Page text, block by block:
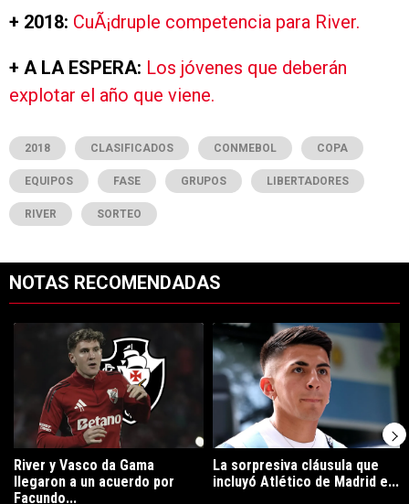
+ 2018: CuÃ¡druple competencia para River.
+ A LA ESPERA: Los jóvenes que deberán
explotar el año que viene.
2018 CLASIFICADOS CONMEBOL COPA
EQUIPOS FASE GRUPOS LIBERTADORES
RIVER SORTEO
NOTAS RECOMENDADAS
Un artículo de tendencia con el título "River y Vasco da Gama
River y Vasco da Gama
llegaron a un acuerdo por
Facundo...
Un artículo de tendencia con el
La sorpresiva cláusula que
incluyó Atlético de Madrid e...